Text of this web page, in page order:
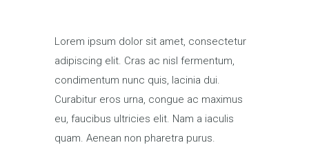
Lorem ipsum dolor sit amet, consectetur
adipiscing elit. Cras ac nisl fermentum,
condimentum nunc quis, lacinia dui.
Curabitur eros urna, congue ac maximus
eu, faucibus ultricies elit. Nam a iaculis
quam. Aenean non pharetra purus.